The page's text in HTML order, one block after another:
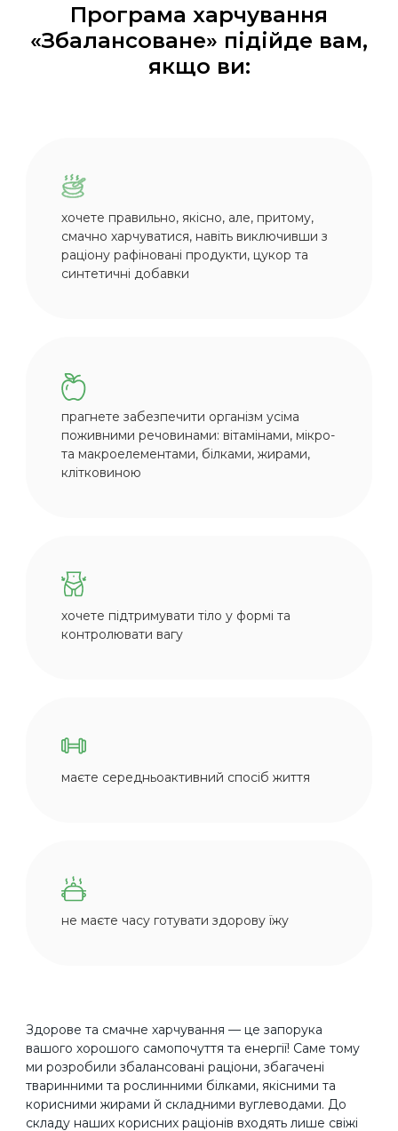
Програма харчування
«Збалансоване» підійде вам,
якщо ви:
хочете правильно, якісно, але, притому,
смачно харчуватися, навіть виключивши з
раціону рафіновані продукти, цукор та
синтетичні добавки
прагнете забезпечити організм усіма
поживними речовинами: вітамінами, мікро-
та макроелементами, білками, жирами,
клітковиною
хочете підтримувати тіло у формі та
контролювати вагу
маєте середньоактивний спосіб життя
не маєте часу готувати здорову їжу
Здорове та смачне харчування — це запорука
вашого хорошого самопочуття та енергії! Саме тому
ми розробили збалансовані раціони, збагачені
тваринними та рослинними білками, якісними та
корисними жирами й складними вуглеводами. До
складу наших корисних раціонів входять лише свіжі